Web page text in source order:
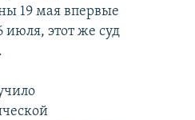
19 мая впервые
июля, этот же суд